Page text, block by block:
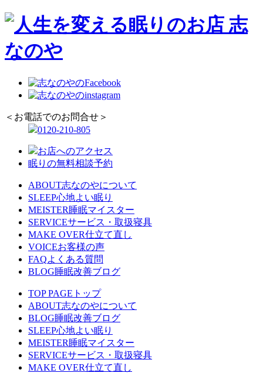
＜お電話でのお問合せ＞
0120-210-805
お店へのアクセス
眠りの無料相談予約
ABOUT志なのやについて
SLEEP心地よい眠り
MEISTER睡眠マイスター
SERVICEサービス・取扱寝具
MAKE OVER仕立て直し
VOICEお客様の声
FAQよくある質問
BLOG睡眠改善ブログ
TOP PAGE トップ
ABOUT志なのやについて
BLOG睡眠改善ブログ
SLEEP心地よい眠り
MEISTER睡眠マイスター
SERVICEサービス・取扱寝具
MAKE OVER仕立て直し